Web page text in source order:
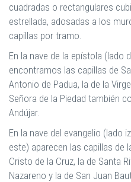
cuadradas o rectangulares
estrellada, adosadas a los
capillas por tramo.
En la nave de la epístola (lado
encontramos las capillas de
Antonio de Padua, la de la
Señora de la Piedad también
Andújar.
En la nave del evangelio (lado
este) aparecen las capillas de
Cristo de la Cruz, la de Santa
Nazareno y la de San Juan